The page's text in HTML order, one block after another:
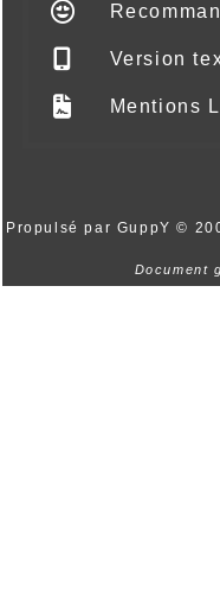
Version
Mentions
Propulsé par GuppY©
Document